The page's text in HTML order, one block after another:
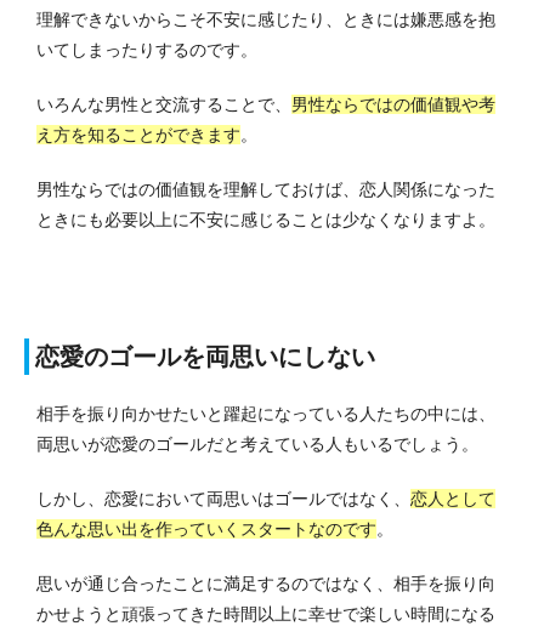
理解できないからこそ不安に感じたり、ときには嫌悪感を抱
いてしまったりするのです。
いろんな男性と交流することで、 男性ならではの価値観や考
え方を知ることができます。
男性ならではの価値観を理解しておけば、恋人関係になった
ときにも必要以上に不安に感じることは少なくなりますよ。
恋愛のゴールを両思いにしない
相手を振り向かせたいと躍起になっている人たちの中には、
両思いが恋愛のゴールだと考えている人もいるでしょう。
しかし、恋愛において両思いはゴールではなく、 恋人として
色んな思い出を作っていくスタートなのです。
思いが通じ合ったことに満足するのではなく、相手を振り向
かせようと頑張ってきた時間以上に幸せで楽しい時間になる